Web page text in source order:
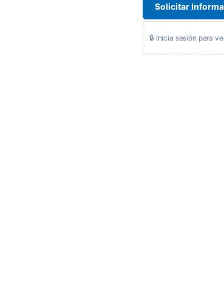
Solicitar
🔒 Inicia sesión para